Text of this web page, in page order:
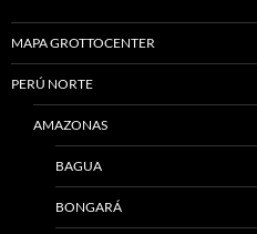
MAPA GROTTOCENTER
PERÚ NORTE
AMAZONAS
BAGUA
BONGARÁ